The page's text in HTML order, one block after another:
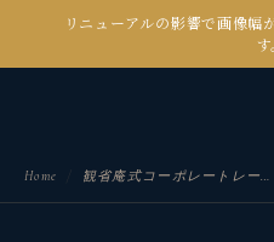
リニューアルの影響で画像幅
す
kanseian
Home 観省庵式コーポレートレーダー問診表